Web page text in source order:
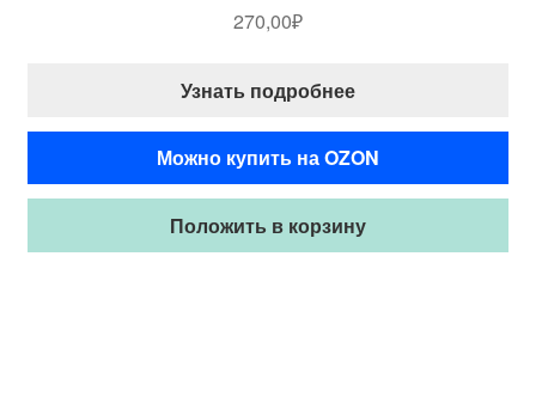
270,00₽
Узнать подробнее
Можно купить на OZON
Положить в корзину